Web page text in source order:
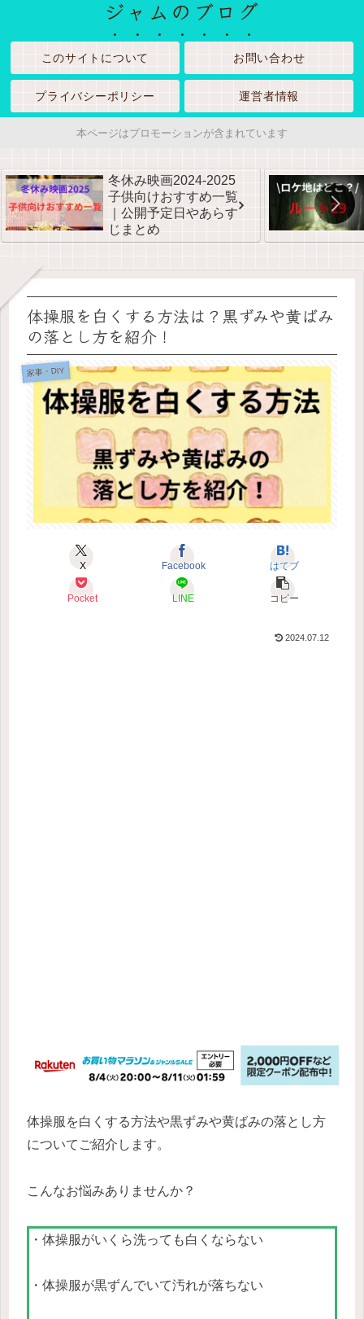
ジャムのブログ
このサイトについて お問い合わせ
プライバシーポリシー 運営者情報
本ページはプロモーションが含まれています
冬休み映画2024-2025
子供向けおすすめ一覧
｜公開予定日やあらす
じまとめ
体操服を白くする方法は？黒ずみや黄ばみ
の落とし方を紹介！
家事・DIY
X Facebook はてブ
Pocket LINE コピー
2024.07.12
体操服を白くする方法や黒ずみや黄ばみの落とし方
についてご紹介します。
こんなお悩みありませんか？
・体操服がいくら洗っても白くならない
・体操服が黒ずんでいて汚れが落ちない